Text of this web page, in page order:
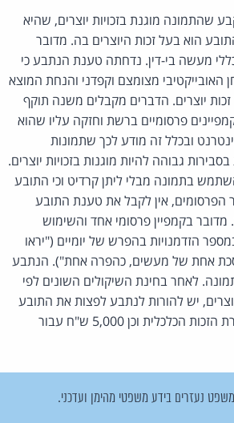
שהתמונה מוגנת בזכויות יוצרים, שהיא
הוא בעל זכות היוצרים בה. מדובר
מעשה בי-דין. נדחתה טענת הנתבע כי
מצומצם וקפדני והנחת המוצא
זכות יוצרים. הדברים מקבלים משנה תוקף
פרסומיים ברשת וחזקה עליו שהוא
ובכלל זה מודע לכך שתמונות
גבוהה להיות מוגנות בזכויות יוצרים.
בתמונה מבלי ליתן קרדיט וכי התובע
הפרסומים, אין לקבל את טענת התובע
בקמפיין פרסומי אחד והשימוש
הזדמנויות בהפרש של יומיים ("יראו
אחת של מעשים, כהפרה אחת"). הנתבע
לאחר בחינת השיקולים השונים לפי
יוצרים, יש להורות לנתבע לפצות את התובע
ב-7,000 ש"ח עבור הפרת הזכות הכלכלית וכן 5,000 ש"ח עבור
משפט נעזרים בידע משפטי מהימן ועדכני.